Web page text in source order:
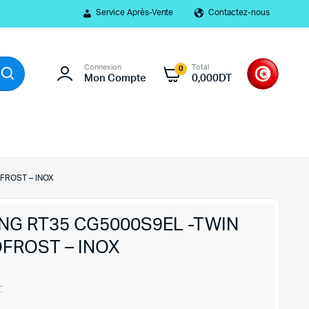
Service Après-Vente Contactez-nous
Connexion
Mon Compte
0 Total
0,000 DT
– INOX
RT35 CG5000S9EL -TWIN
– INOX